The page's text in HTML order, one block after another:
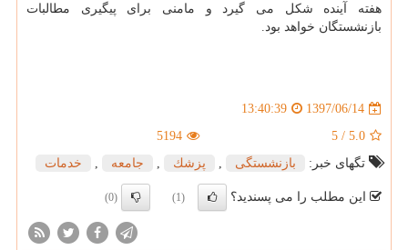
هفته آینده شكل می گیرد و مامنی برای پیگیری مطالبات
بازنشستگان خواهد بود.
1397/06/14
13:40:39
5.0
/
5
5194
تگهای خبر:
بازنشستگی , پزشك , جامعه , خدمات
این مطلب را می پسندید؟ (1)
(0)